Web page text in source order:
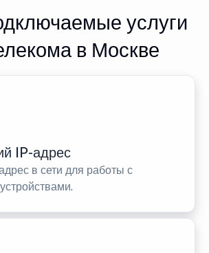
услуги
в Москве
IP-адрес
в сети для работы с